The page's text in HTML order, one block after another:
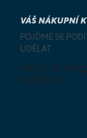
VÁŠ NÁKUPNÍ
POJĎME SE
UDĚLAT
MŮŽETE
NABÍDKU